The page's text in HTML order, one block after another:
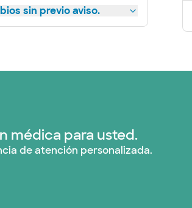
sin previo aviso.
médica para usted.
de atención personalizada.